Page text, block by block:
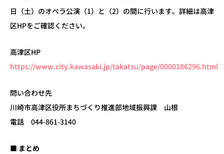
日（土）のオペラ公演（1）と（2）の間に行います。詳細は高津
区HPをご確認ください。
高津区HP
https://www.city.kawasaki.jp/takatsu/page/0000186296.html
問い合わせ先
川崎市高津区役所まちづくり推進部地域振興課 山根
電話 044-861-3140
■ まとめ